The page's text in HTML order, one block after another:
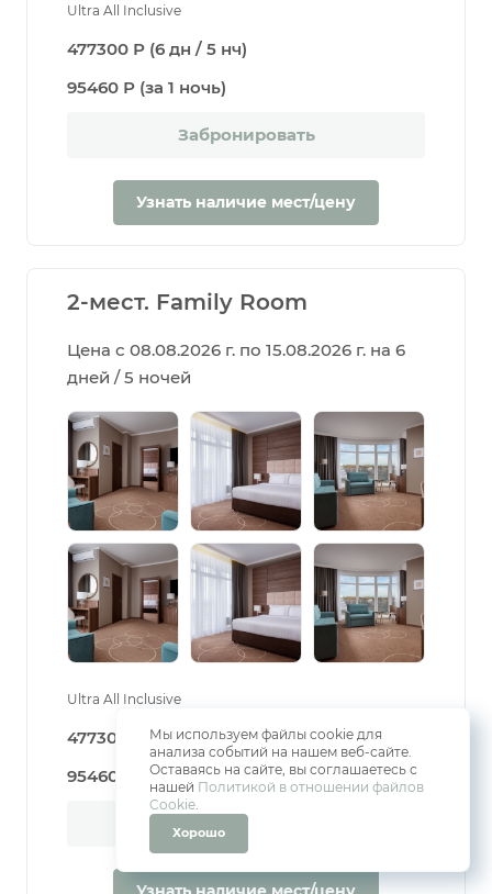
Ultra All Inclusive
477300 Р (6 дн / 5 нч)
95460 Р (за 1 ночь)
Забронировать
Узнать наличие мест/цену
2-мест. Family Room
Цена с 08.08.2026 г. по 15.08.2026 г. на 6
дней / 5 ночей
Ultra All Inclusive
477300 Р (6 дн / 5 нч)
95460 Р (за 1 ночь)
Забронировать
Мы используем файлы cookie для
анализа событий на нашем веб-сайте.
Оставаясь на сайте, вы соглашаетесь с
нашей Политикой в отношении файлов
Cookie.
Хорошо